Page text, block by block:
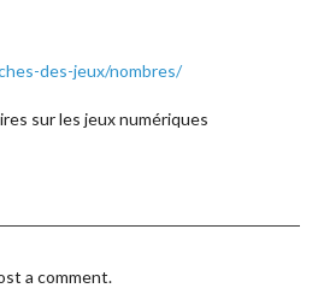
des-jeux/nombres/
sur les jeux numériques
a comment.